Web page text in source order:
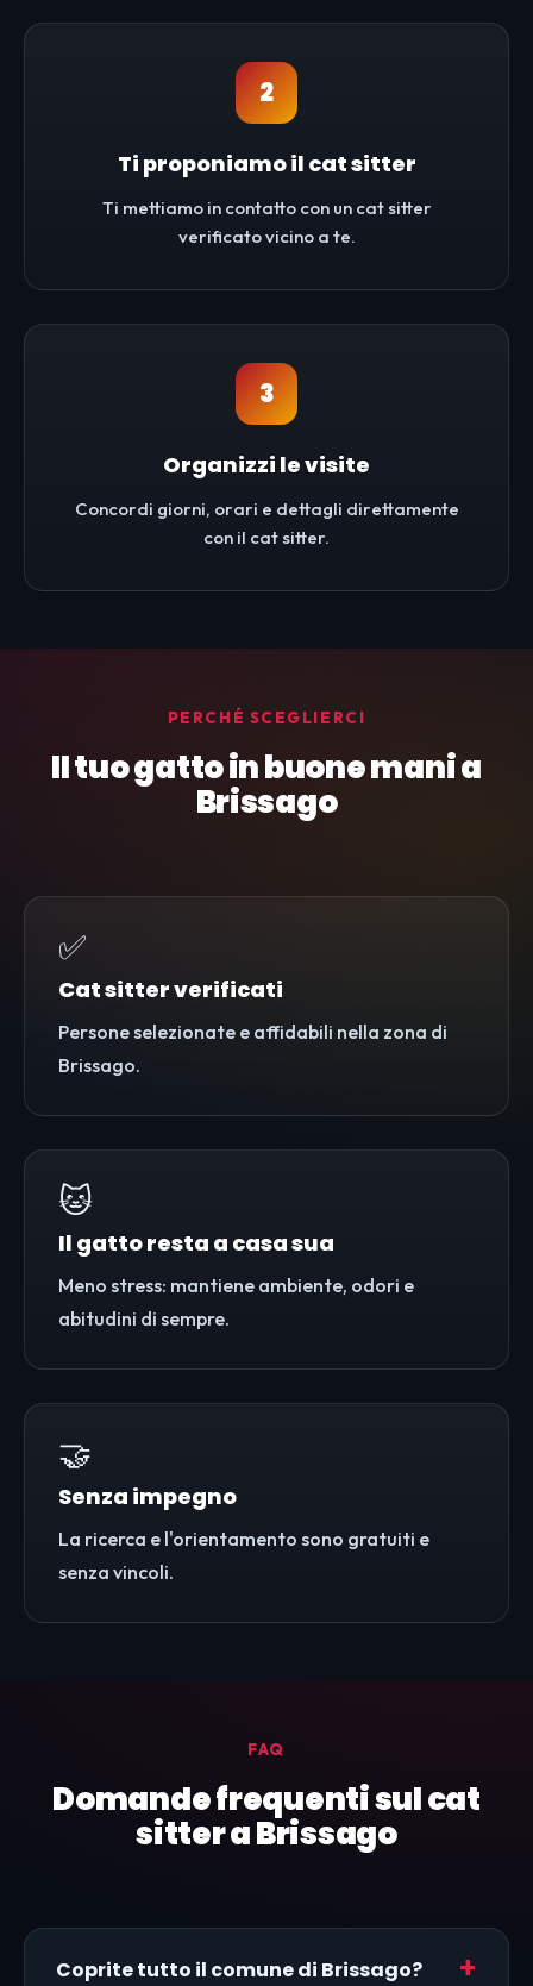
2
Ti proponiamo il cat sitter
Ti mettiamo in contatto con un cat sitter
verificato vicino a te.
3
Organizzi le visite
Concordi giorni, orari e dettagli direttamente
con il cat sitter.
PERCHÉ SCEGLIERCI
Il tuo gatto in buone mani a
Brissago
✅
Cat sitter verificati
Persone selezionate e affidabili nella zona di
Brissago.
🐱
Il gatto resta a casa sua
Meno stress: mantiene ambiente, odori e
abitudini di sempre.
🤝
Senza impegno
La ricerca e l'orientamento sono gratuiti e
senza vincoli.
FAQ
Domande frequenti sul cat
sitter a Brissago
Coprite tutto il comune di Brissago?